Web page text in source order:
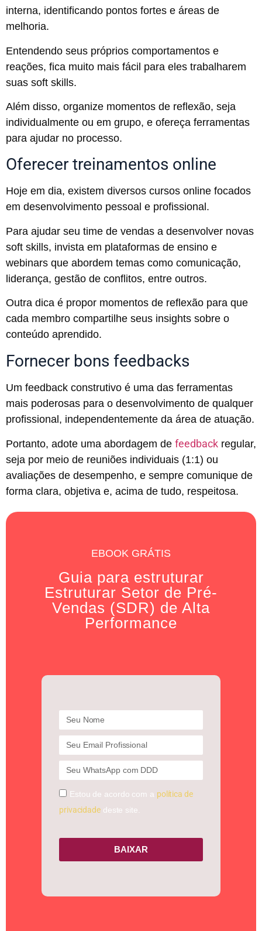
interna, identificando pontos fortes e áreas de
melhoria.
Entendendo seus próprios comportamentos e
reações, fica muito mais fácil para eles trabalharem
suas soft skills.
Além disso, organize momentos de reflexão, seja
individualmente ou em grupo, e ofereça ferramentas
para ajudar no processo.
Oferecer treinamentos online
Hoje em dia, existem diversos cursos online focados
em desenvolvimento pessoal e profissional.
Para ajudar seu time de vendas a desenvolver novas
soft skills, invista em plataformas de ensino e
webinars que abordem temas como comunicação,
liderança, gestão de conflitos, entre outros.
Outra dica é propor momentos de reflexão para que
cada membro compartilhe seus insights sobre o
conteúdo aprendido.
Fornecer bons feedbacks
Um feedback construtivo é uma das ferramentas
mais poderosas para o desenvolvimento de qualquer
profissional, independentemente da área de atuação.
Portanto, adote uma abordagem de feedback regular,
seja por meio de reuniões individuais (1:1) ou
avaliações de desempenho, e sempre comunique de
forma clara, objetiva e, acima de tudo, respeitosa.
EBOOK GRÁTIS
Guia para estruturar
Estruturar Setor de Pré-
Vendas (SDR) de Alta
Performance
Estou de acordo com a política de
privacidadedeste site.
BAIXAR